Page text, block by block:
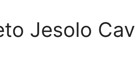
Jesolo